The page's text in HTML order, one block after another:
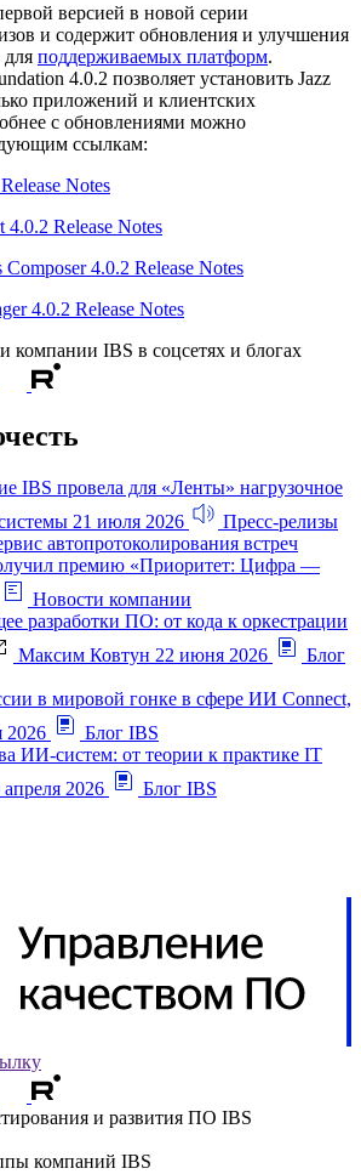
версией в новой серии
и содержит обновления и улучшения
для поддерживаемых платформ.
4.0.2 позволяет установить Jazz
приложений и клиентских
с обновлениями можно
ссылкам:
Notes
4.0.2 Release Notes
4.0.2 Release Notes
4.0.2 Release Notes
компании IBS в соцсетях и блогах
IBS провела для «Ленты» нагрузочное
21 июля 2026
Пресс-релизы
автопротоколирования встреч
премию «Приоритет: Цифра —
Новости компании
разработки ПО: от кода к оркестрации
Максим Ковтун 22 июня 2026
Блог
в мировой гонке в сфере ИИ Connect,
2026
Блог IBS
ИИ-систем: от теории к практике IT
апреля 2026 Блог IBS
и развития ПО IBS
компаний IBS